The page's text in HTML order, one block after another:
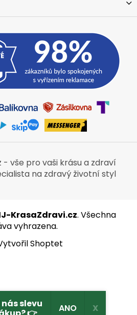
- vše pro vaši krásu a zdraví
na zdravý životní styl
Shoptet
KrasaZdravi.cz. Všechna
vyhrazena.
slevu
ANO X